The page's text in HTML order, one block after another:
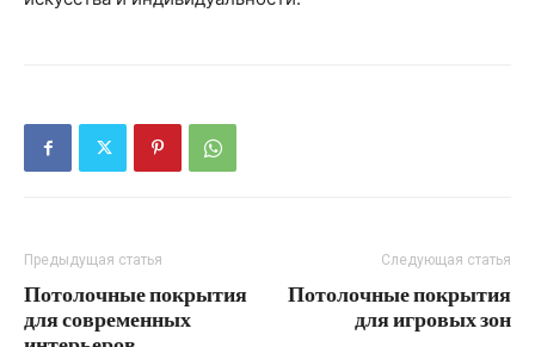
Предыдущая статья
Потолочные покрытия
для современных
Следующая статья
Потолочные покрытия
для игровых зон